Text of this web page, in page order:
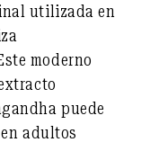
utilizada en
moderno
puede
adultos